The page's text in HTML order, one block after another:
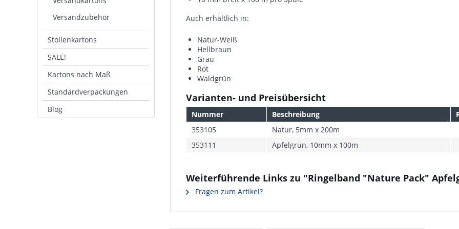
Versandzubehör
Stollenkartons
SALE!
Kartons nach Maß
Standardverpackungen
Blog
Auch erhältlich in:
Natur-Weiß
Hellbraun
Grau
Rot
Waldgrün
Varianten- und Preisübersicht
Nummer Beschreibung
353105
Natur, 5mm x 200m
353111
Apfelgrün, 10mm x 100m
Weiterführende Links zu "Ringelband "Nature Pack"
Fragen zum Artikel?